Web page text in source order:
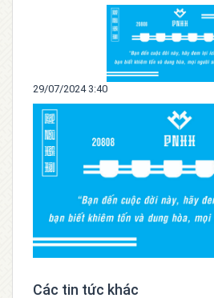
29/07/2024 3:40
Các tin tức khác